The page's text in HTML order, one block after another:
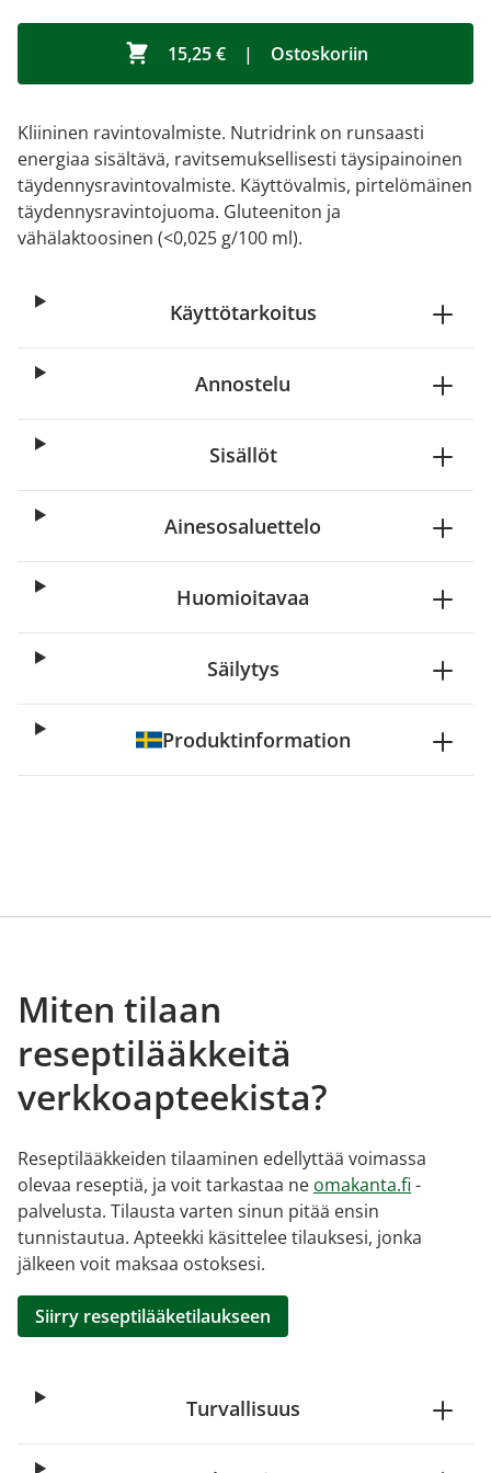
15,25 € | Ostoskoriin
Kliininen ravintovalmiste. Nutridrink on runsaasti
energiaa sisältävä, ravitsemuksellisesti täysipainoinen
täydennysravintovalmiste. Käyttövalmis, pirtelömäinen
täydennysravintojuoma. Gluteeniton ja
vähälaktoosinen (<0,025 g/100 ml).
Käyttötarkoitus
Annostelu
Sisällöt
Ainesosaluettelo
Huomioitavaa
Säilytys
Produktinformation
Miten tilaan
reseptilääkkeitä
verkkoapteekista?
Reseptilääkkeiden tilaaminen edellyttää voimassa
olevaa reseptiä, ja voit tarkastaa ne omakanta.fi -
palvelusta. Tilausta varten sinun pitää ensin
tunnistautua. Apteekki käsittelee tilauksesi, jonka
jälkeen voit maksaa ostoksesi.
Siirry reseptilääketilaukseen
Turvallisuus